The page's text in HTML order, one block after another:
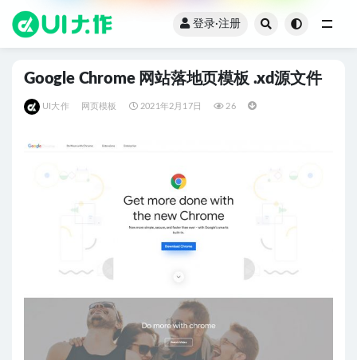
登录·注册
Google Chrome 网站落地页模板 .xd源文件
UI大作 网页模板 2021年2月17日 26